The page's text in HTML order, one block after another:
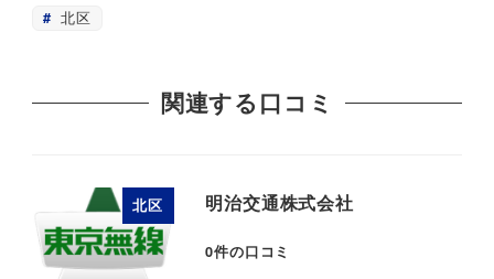
北区
関連する口コミ
北区 明治交通株式会社
0件の口コミ